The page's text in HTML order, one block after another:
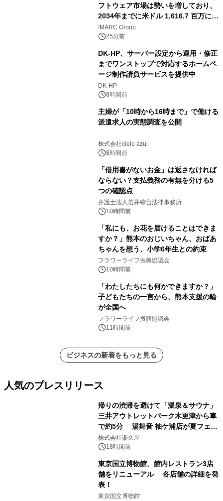
フトウェア市場は勢いを増しており、
2034年までに米ドル 1,616.7 百万に達
し、CAGR 3.42%で成長すると予測
IMARC Group
25分前
DK-HP、サーバー設定から運用・修正
までワンストップで対応するホームペ
ージ制作請負サービスを提供中
DK-HP
8時間前
主婦が「10時から16時まで」で働ける
派遣求人の実態調査を公開
株式会社cielo azul
8時間前
「借用書がないお金」は返さなければ
ならない？支払義務の有無を分ける5
つの確認点
弁護士法人若井綜合法律事務所
10時間前
「私にも、お花を届けることはできま
すか？」熊本のおじいちゃん、おばあ
ちゃんを想う、小学6年生との約束
フラワーライフ振興協議会
10時間前
「わたしたちにも何かできますか？」
子どもたちの一言から、熊本支援の輪
が全国へ
フラワーライフ振興協議会
11時間前
ビジネスの新着をもっと見る
人気のプレスリリース
帰りの渋滞を避けて「温泉＆サウナ」
三井アウトレットパーク木更津から車
で約5分 湯舞音 袖ケ浦店が夏フェア
メニューを提供
株式会社楽久屋
18時間前
東京国立博物館、館内レストラン3店
舗をリニューアル 各店舗の詳細を発
表！
東京国立博物館